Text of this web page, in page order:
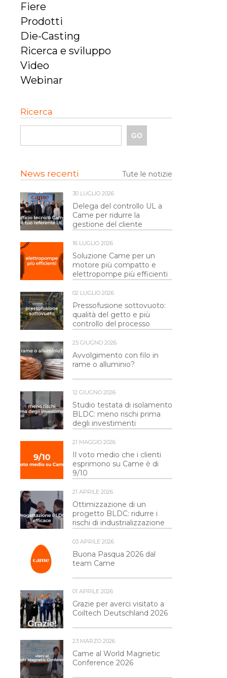
Fiere
Prodotti
Die-Casting
Ricerca e sviluppo
Video
Webinar
Ricerca
News recenti Tute le notizie
30 LUGLIO 2026
Delega del controllo UL a
Came per ridurre la
gestione del cliente
16 LUGLIO 2026
Soluzione Came per un
motore più compatto e
elettropompe più efficienti
02 LUGLIO 2026
Pressofusione sottovuoto:
qualità del getto e più
controllo del processo
25 GIUGNO 2026
Avvolgimento con filo in
rame o alluminio?
12 GIUGNO 2026
Studio testata di isolamento
BLDC: meno rischi prima
degli investimenti
21 MAGGIO 2026
Il voto medio che i clienti
esprimono su Came è di
9/10
21 APRILE 2026
Ottimizzazione di un
progetto BLDC: ridurre i
rischi di industrializzazione
03 APRILE 2026
Buona Pasqua 2026 dal
team Came
01 APRILE 2026
Grazie per averci visitato a
Coiltech Deutschland 2026
23 MARZO 2026
Came al World Magnetic
Conference 2026